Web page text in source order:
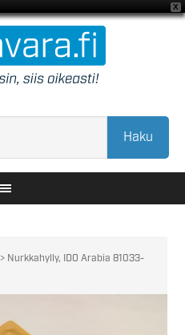
X
Haku
> Nurkkahylly, IDO Arabia 81033-